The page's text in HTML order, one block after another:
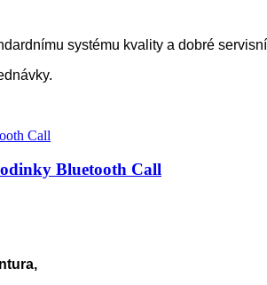
systému kvality a dobré
Bluetooth Call